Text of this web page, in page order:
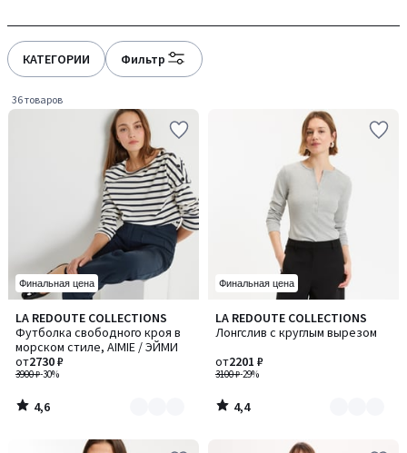
КАТЕГОРИИ Фильтр
36 товаров
Финальная цена
LA REDOUTE COLLECTIONS
Футболка свободного кроя в
морском стиле, AIMIE / ЭЙМИ
3900 ₽-30%
от2730 ₽
4,6
/ 5
Количество
цветов:
3
4,6
/
Финальная цена
LA REDOUTE COLLECTIONS
Лонгслив с круглым вырезом
3100 ₽-29%
от2201 ₽
4,4
/ 5
Количество
цветов:
4,4
/